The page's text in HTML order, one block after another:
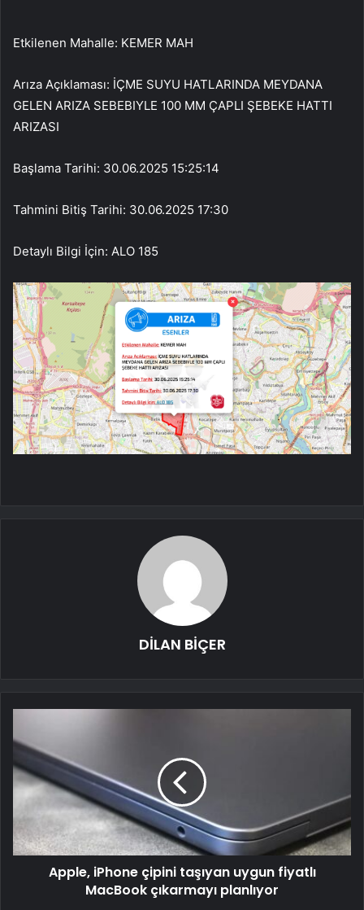
Etkilenen Mahalle: KEMER MAH
Arıza Açıklaması: İÇME SUYU HATLARINDA MEYDANA
GELEN ARIZA SEBEBIYLE 100 MM ÇAPLI ŞEBEKE HATTI
ARIZASI
Başlama Tarihi: 30.06.2025 15:25:14
Tahmini Bitiş Tarihi: 30.06.2025 17:30
Detaylı Bilgi İçin: ALO 185
DİLAN BİÇER
Apple, iPhone çipini taşıyan uygun fiyatlı
MacBook çıkarmayı planlıyor